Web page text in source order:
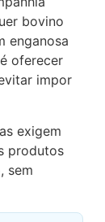
bovino
enganosa
oferecer
impor
exigem
produtos
sem